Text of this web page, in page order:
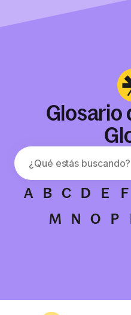
Glosario
A B C D E F
M
N O P